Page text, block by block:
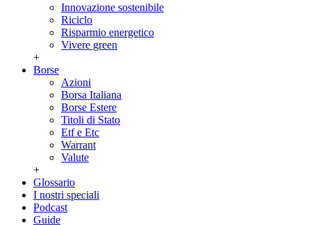
Innovazione sostenibile
Riciclo
Risparmio energetico
Vivere green
+
Borse
Azioni
Borsa Italiana
Borse Estere
Titoli di Stato
Etf e Etc
Warrant
Valute
+
Glossario
I nostri speciali
Podcast
Guide